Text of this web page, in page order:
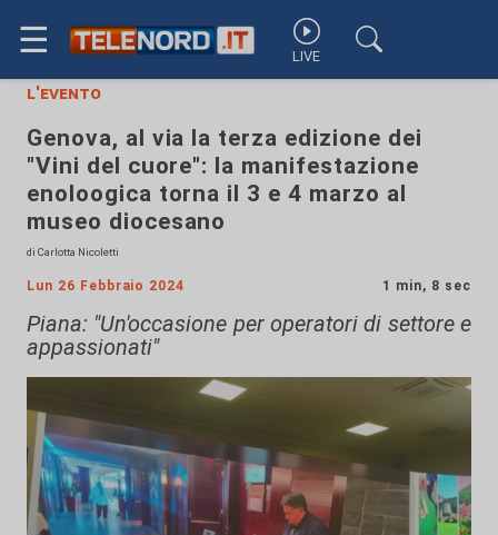
☰ LIVE
l'evento
Genova, al via la terza edizione dei
"Vini del cuore": la manifestazione
enoloogica torna il 3 e 4 marzo al
museo diocesano
di Carlotta Nicoletti
Lun 26 Febbraio 2024 1 min, 8 sec
Piana: "Un'occasione per operatori di settore e
appassionati"